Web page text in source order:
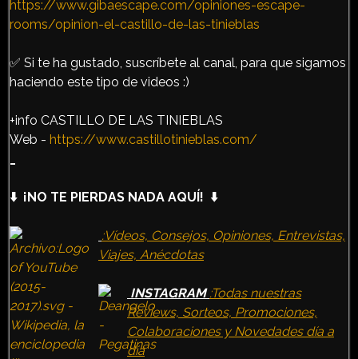
https://www.gibaescape.com/opiniones-escape-
rooms/opinion-el-castillo-de-las-tinieblas
✅ Si te ha gustado, suscríbete al canal, para que sigamos
haciendo este tipo de videos :)
+info CASTILLO DE LAS TINIEBLAS
Web - https://www.castillotinieblas.com/
⬇️ ¡NO TE PIERDAS NADA AQUÍ! ⬇️
:Vídeos, Consejos, Opiniones, Entrevistas,
Viajes, Anécdotas
INSTAGRAM :Todas nuestras
Reviews, Sorteos, Promociones,
Colaboraciones y Novedades día a
día